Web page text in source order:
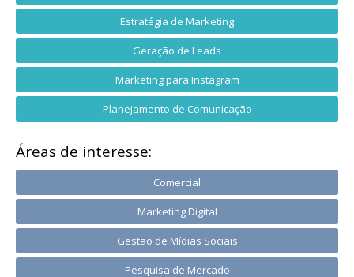
Estratégia de Marketing
Geração de Leads
Marketing para Instagram
Planejamento de Comunicação
Áreas de interesse:
Comercial
Marketing Digital
Gestão de Mídias Sociais
Pesquisa de Mercado